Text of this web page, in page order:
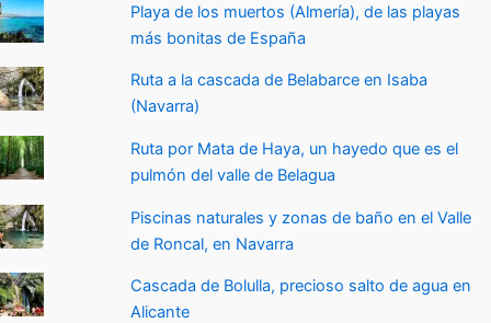
Playa de los muertos (Almería), de las playas
más bonitas de España
Ruta a la cascada de Belabarce en Isaba
(Navarra)
Ruta por Mata de Haya, un hayedo que es el
pulmón del valle de Belagua
Piscinas naturales y zonas de baño en el Valle
de Roncal, en Navarra
Cascada de Bolulla, precioso salto de agua en
Alicante